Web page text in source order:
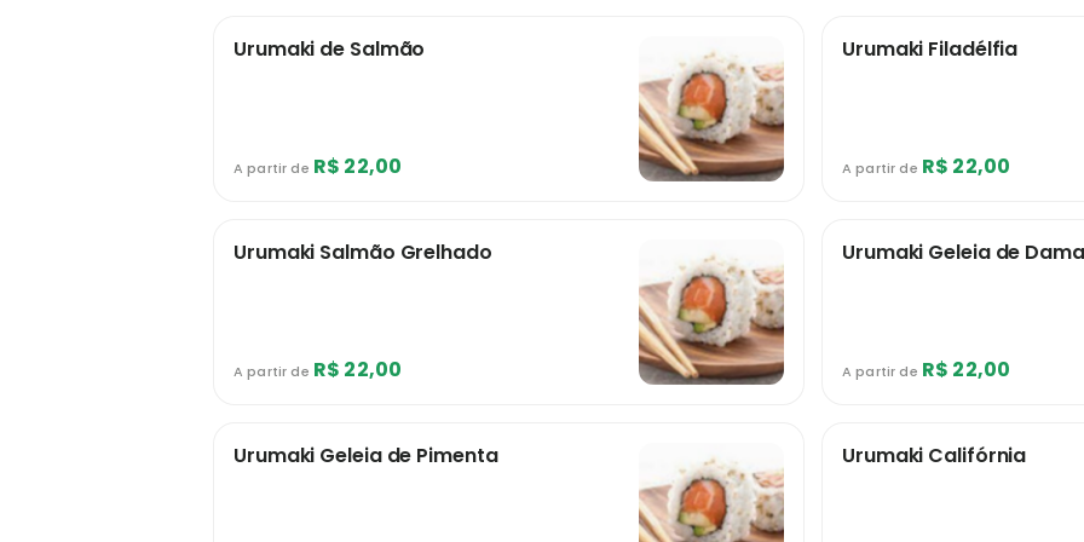
Urumaki de Salmão
A partir de R$ 22,00
Urumaki Filadélfia
A partir de R$ 22,00
Urumaki Salmão Grelhado
A partir de R$ 22,00
Urumaki Geleia de
A partir de R$ 22,00
Urumaki Geleia de Pimenta Urumaki Califórnia